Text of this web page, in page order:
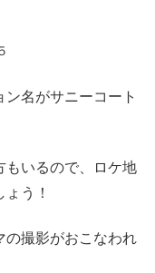
ン名がサニーコート
もいるので、ロケ地
う！
の撮影がおこなわれ